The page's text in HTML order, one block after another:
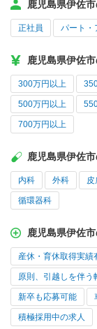
鹿児島県伊佐
正社員 パート・
鹿児島県伊佐
300万円以上
500万円以上
700万円以上
鹿児島県伊佐
内科 外科 皮
循環器科
鹿児島県伊佐
産休・育休取得実績
原則、引越しを伴う
新卒も応募可能
積極採用中の求人